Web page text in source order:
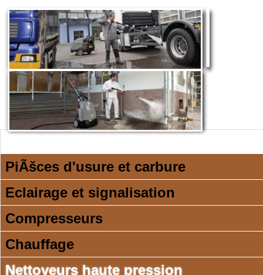
PiÃšces d'usure et carbure
Eclairage et signalisation
Compresseurs
Chauffage
Nettoyeurs haute pression